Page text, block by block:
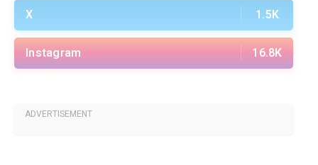
X 1.5K
Instagram 16.8K
ADVERTISEMENT